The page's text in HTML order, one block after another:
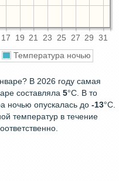
17 19 21 23 25 27 29 31
Температура ночью
В 2026 году самая
составляла 5°С. В то
ночью опускалась до -13°C.
температур в течение